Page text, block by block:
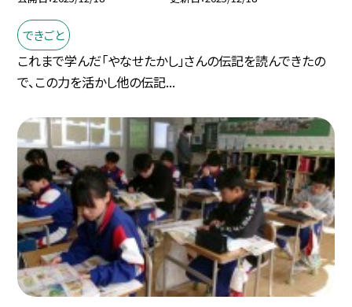
できごと
これまで学んだ「やなせたかし」さんの伝記を読んできたの
で、この力を活かし他の伝記...